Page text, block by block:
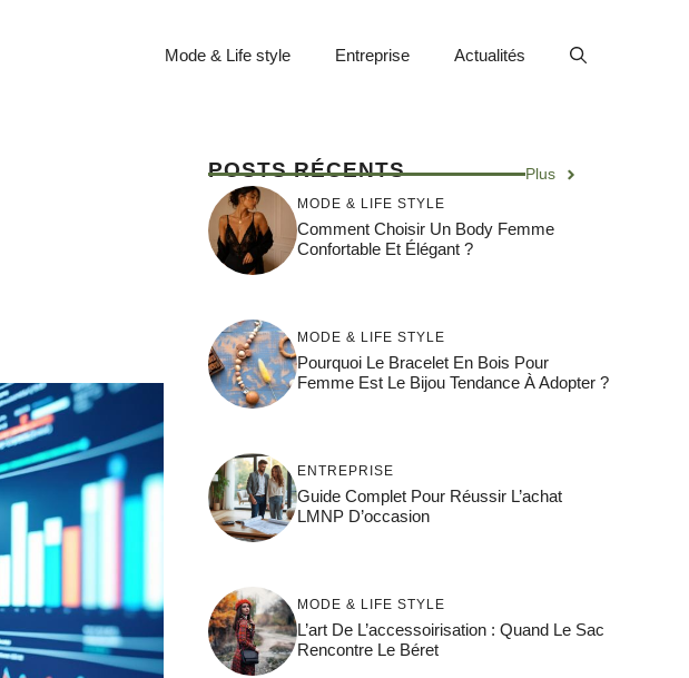
Mode & Life style Entreprise Actualités
POSTS RÉCENTS Plus
MODE & LIFE STYLE
Comment Choisir Un Body Femme
Confortable Et Élégant ?
MODE & LIFE STYLE
Pourquoi Le Bracelet En Bois Pour
Femme Est Le Bijou Tendance À Adopter ?
ENTREPRISE
Guide Complet Pour Réussir L’achat
LMNP D’occasion
MODE & LIFE STYLE
L’art De L’accessoirisation : Quand Le Sac
Rencontre Le Béret